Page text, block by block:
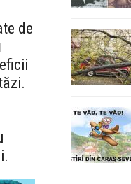
de